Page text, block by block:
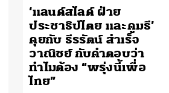
‘แลนด์สไลด์ ฝ่าย
ประชาธิปไตย และคูมธี’
คุยกับ ธีรรัตน์ สำเร็จ
วาณิชย์ กับคำตอบว่า
ทำไมต้อง “พรุ่งนี้เพื่อ
ไทย”